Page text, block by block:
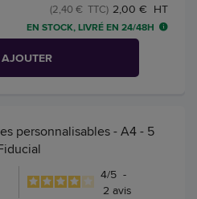
2,00 € HT
(2,40 € TTC)
EN STOCK, LIVRÉ EN 24/48H
AJOUTER
personnalisables - A4 - 5
4/5 -
2 avis